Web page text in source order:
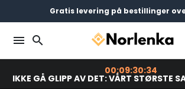
videre
innholdet
Bestill før 23:00 = Sendes i
Betal senere med
Gratis levering på bestillinger
menu search
00:09:30:33
IKKE GÅ GLIPP AV DET: VÅRT STØRSTE